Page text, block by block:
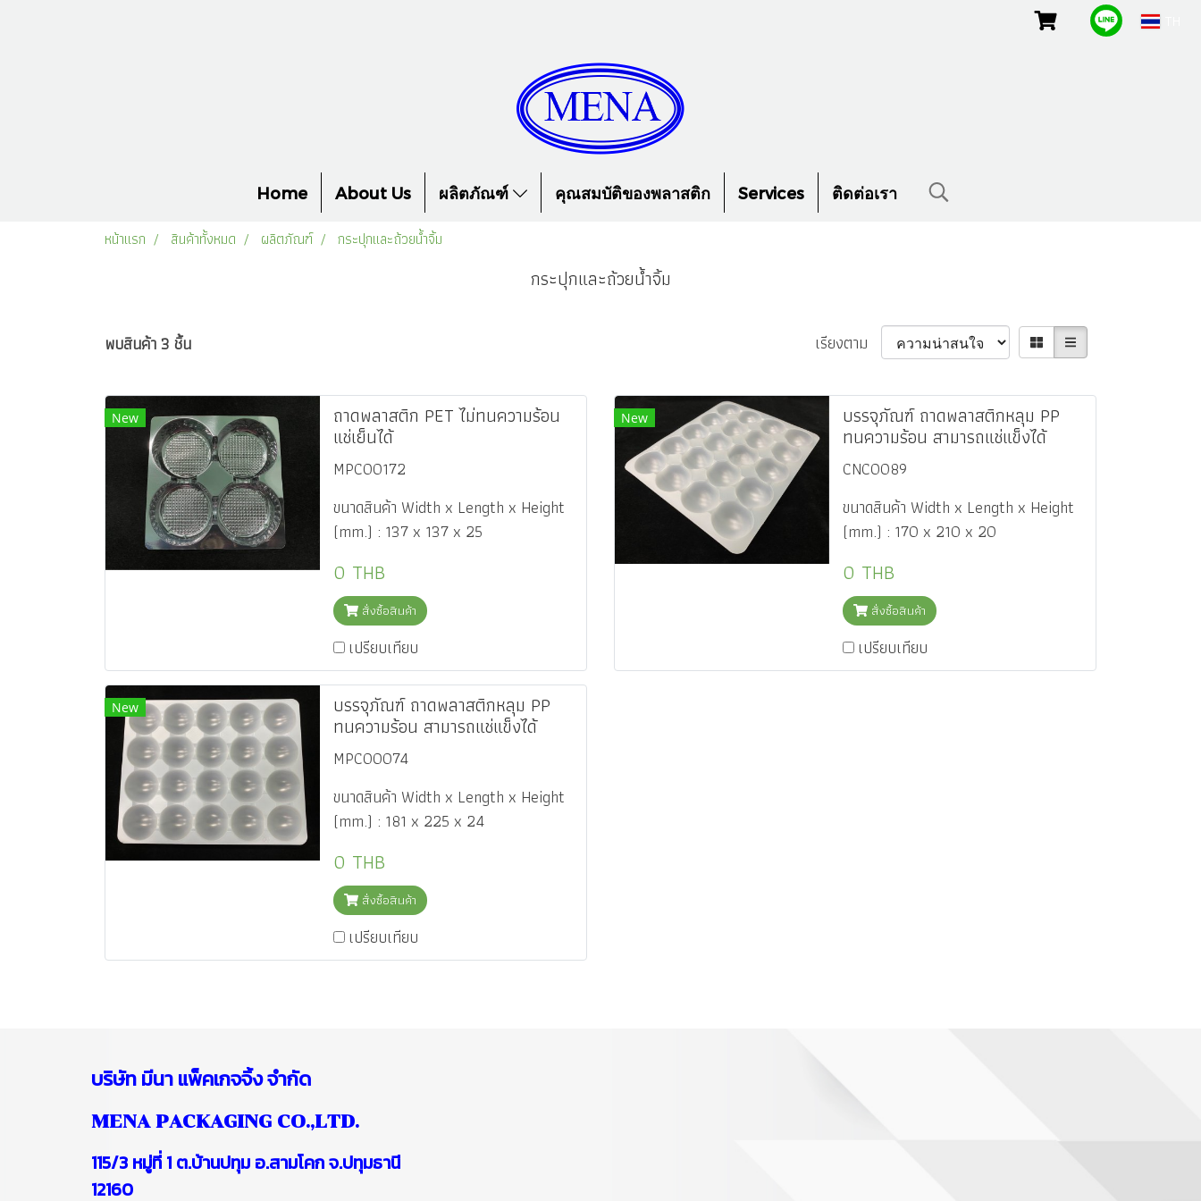
Home About Us ผลิตภัณฑ์ คุณสมบัติของพลาสติก Services ติดต่อเรา
หน้าแรก สินค้าทั้งหมด ผลิตภัณฑ์ กระปุกและถ้วยน้ำจิ้ม
กระปุกและถ้วยน้ำจิ้ม
พบสินค้า 3 ชิ้น เรียงตาม
New ถาดพลาสติก PET ไม่ทนความร้อน
แช่เย็นได้
MPC00172
ขนาดสินค้า Width x Length x Height
(mm.) : 137 x 137 x 25
0 THB
สั่งซื้อสินค้า
เปรียบเทียบ
New บรรจุภัณฑ์ ถาดพลาสติกหลุม PP
ทนความร้อน สามารถแช่แข็งได้
CNC0089
ขนาดสินค้า Width x Length x Height
(mm.) : 170 x 210 x 20
0 THB
สั่งซื้อสินค้า
เปรียบเทียบ
New บรรจุภัณฑ์ ถาดพลาสติกหลุม PP
ทนความร้อน สามารถแช่แข็งได้
MPC00074
ขนาดสินค้า Width x Length x Height
(mm.) : 181 x 225 x 24
0 THB
สั่งซื้อสินค้า
เปรียบเทียบ
บริษัทมีนา แพ็คเกจจิ้ง จำกัด
MENA PACKAGING CO.,LTD.
115/3 หมู่ที่ 1 ต.บ้านปทุม อ.สามโคก จ.ปทุมธานี
12160